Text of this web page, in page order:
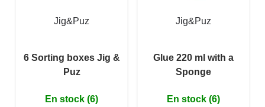
Jig&Puz
6 Sorting boxes Jig &
Puz
En stock (6)
Jig&Puz
Glue 220 ml with a
Sponge
En stock (6)